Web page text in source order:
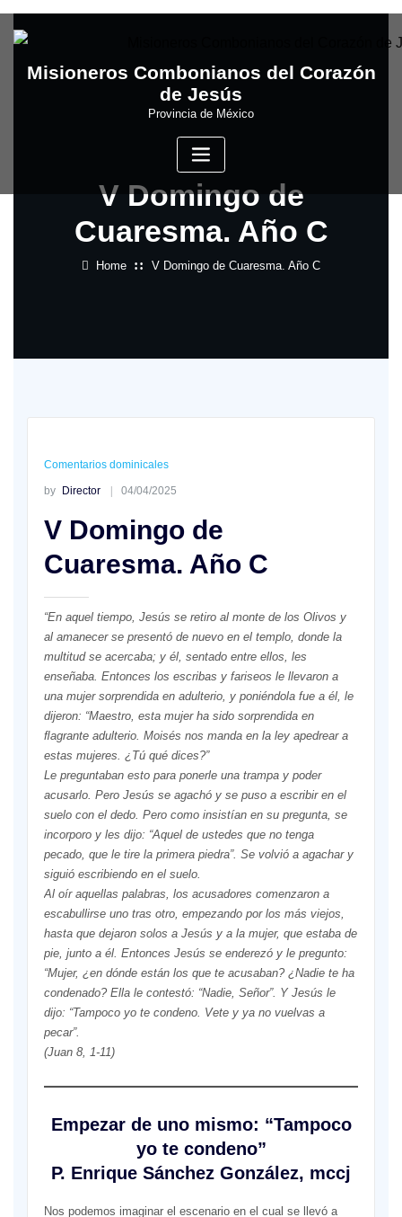
to
Misioneros Combonianos del Corazón
de Jesús
Provincia de México
V Domingo de
Cuaresma. Año C
Home V Domingo de Cuaresma. Año C
Comentarios dominicales
by Director 04/04/2025
V Domingo de
Cuaresma. Año C
“En aquel tiempo, Jesús se retiro al monte de los Olivos y
al amanecer se presentó de nuevo en el templo, donde la
multitud se acercaba; y él, sentado entre ellos, les
enseñaba. Entonces los escribas y fariseos le llevaron a
una mujer sorprendida en adulterio, y poniéndola fue a él, le
dijeron: “Maestro, esta mujer ha sido sorprendida en
ﬂagrante adulterio. Moisés nos manda en la ley apedrear a
estas mujeres. ¿Tú qué dices?”
Le preguntaban esto para ponerle una trampa y poder
acusarlo. Pero Jesús se agachó y se puso a escribir en el
suelo con el dedo. Pero como insistían en su pregunta, se
incorporo y les dijo: “Aquel de ustedes que no tenga
pecado, que le tire la primera piedra”. Se volvió a agachar y
siguió escribiendo en el suelo.
Al oír aquellas palabras, los acusadores comenzaron a
escabullirse uno tras otro, empezando por los más viejos,
hasta que dejaron solos a Jesús y a la mujer, que estaba de
pie, junto a él. Entonces Jesús se enderezó y le pregunto:
“Mujer, ¿en dónde están los que te acusaban? ¿Nadie te ha
condenado? Ella le contestó: “Nadie, Señor”. Y Jesús le
dijo: “Tampoco yo te condeno. Vete y ya no vuelvas a
pecar”.
(Juan 8, 1-11)
Empezar de uno mismo: “Tampoco
yo te condeno”
P. Enrique Sánchez González, mccj
Nos podemos imaginar el escenario en el cual se llevó a